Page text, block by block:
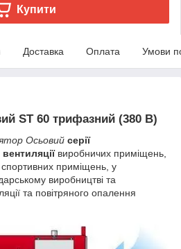
Купити
Доставка Оплата Умови
ST 60 трифазний (380 В)
Осьовий серії
вентиляціївиробничих приміщень,
спортивних приміщень, у
виробництві та
та повітряного опалення